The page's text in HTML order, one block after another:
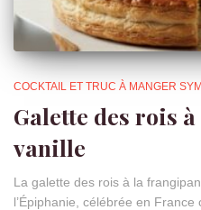
COCKTAIL ET TRUC À MANGER
Galette des rois
vanille
La galette des rois à la
l’Épiphanie, célébrée en